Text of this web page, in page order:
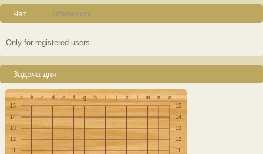
Чат Отключить
Only for registered users
Задача дня
a b c d e f g h i j k l m n
o
15
15
14
14
13
13
12
12
11
11